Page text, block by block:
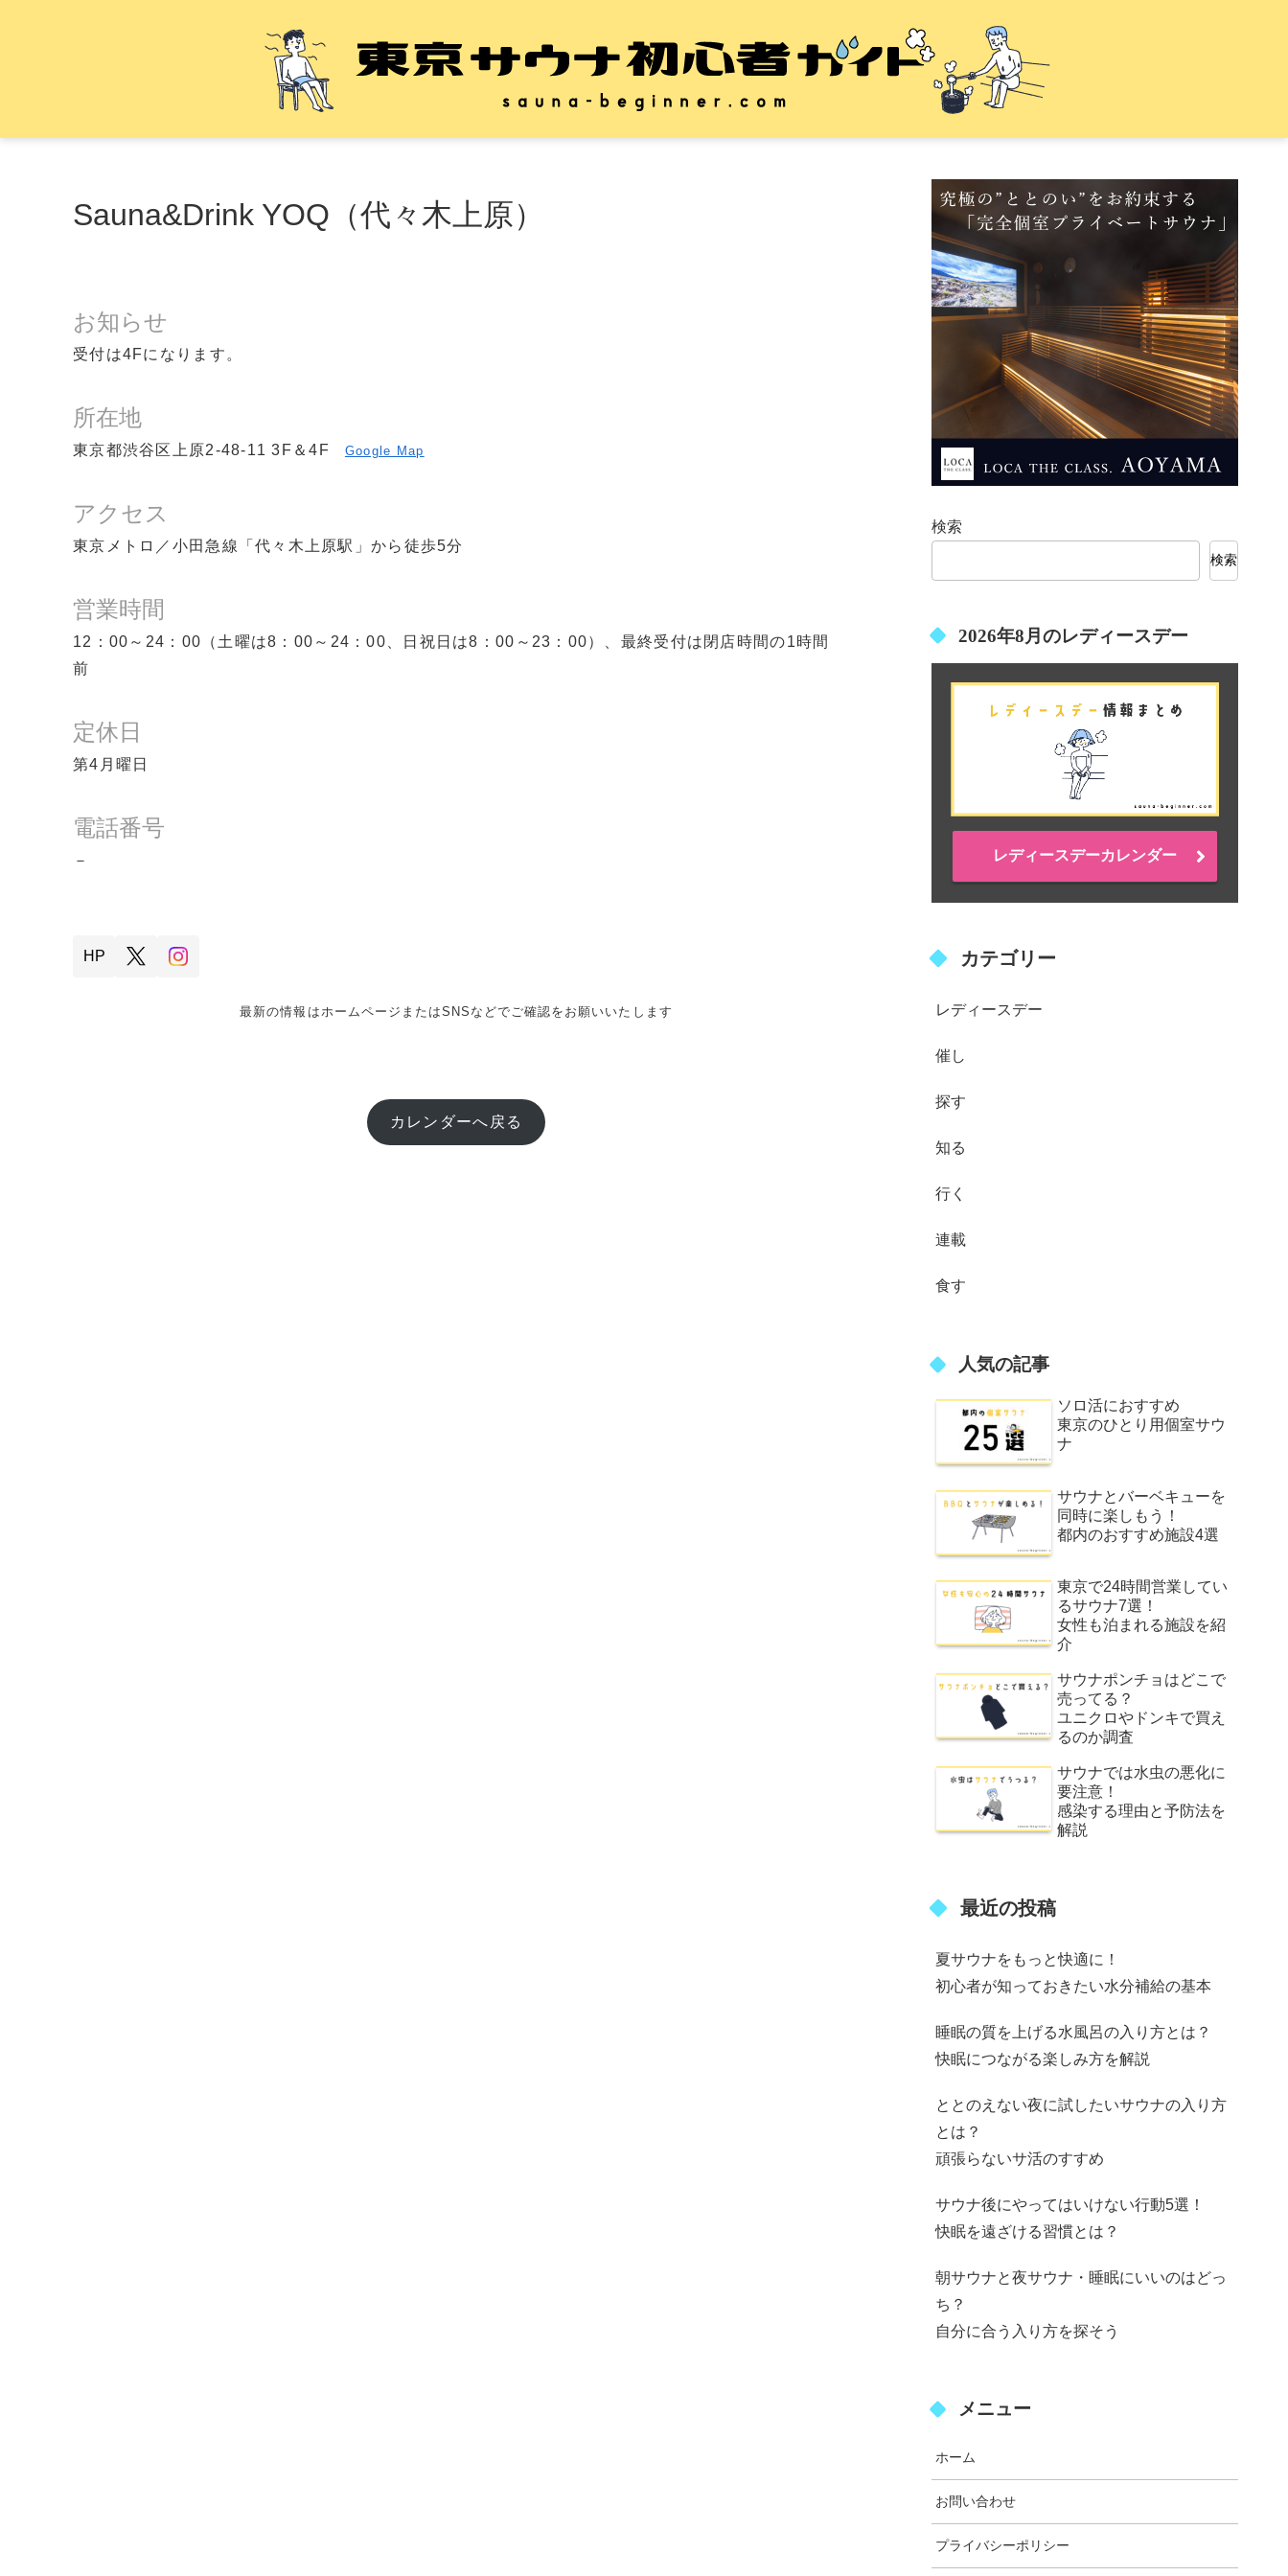
Sauna&Drink YOQ（代々木上原）
お知らせ
受付は4Fになります。
所在地
東京都渋谷区上原2-48-11 3F＆4F Google Map
アクセス
東京メトロ／小田急線「代々木上原駅」から徒歩5分
営業時間
12：00～24：00（土曜は8：00～24：00、日祝日は8：00～23：00）、最終受付は閉店時間の1時間
前
定休日
第4月曜日
電話番号
－
HP
最新の情報はホームページまたはSNSなどでご確認をお願いいたします
カレンダーへ戻る
検索
検索
2026年8月のレディースデー
レディースデーカレンダー
カテゴリー
レディースデー
催し
探す
知る
行く
連載
食す
人気の記事
ソロ活におすすめ
東京のひとり用個室サウ
ナ
サウナとバーベキューを
同時に楽しもう！
都内のおすすめ施設4選
東京で24時間営業してい
るサウナ7選！
女性も泊まれる施設を紹
介
サウナポンチョはどこで
売ってる？
ユニクロやドンキで買え
るのか調査
サウナでは水虫の悪化に
要注意！
感染する理由と予防法を
解説
最近の投稿
夏サウナをもっと快適に！
初心者が知っておきたい水分補給の基本
睡眠の質を上げる水風呂の入り方とは？
快眠につながる楽しみ方を解説
ととのえない夜に試したいサウナの入り方
とは？
頑張らないサ活のすすめ
サウナ後にやってはいけない行動5選！
快眠を遠ざける習慣とは？
朝サウナと夜サウナ・睡眠にいいのはどっ
ち？
自分に合う入り方を探そう
メニュー
ホーム
お問い合わせ
プライバシーポリシー